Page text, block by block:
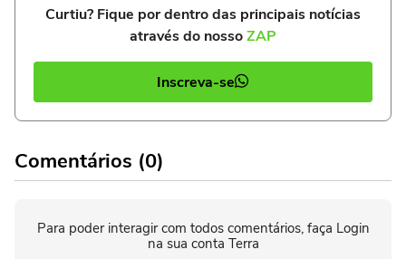
Curtiu? Fique por dentro das principais notícias
através do nossoZAP
Inscreva-se
Comentários (0)
Para poder interagir com todos comentários, faça Login
na sua conta Terra